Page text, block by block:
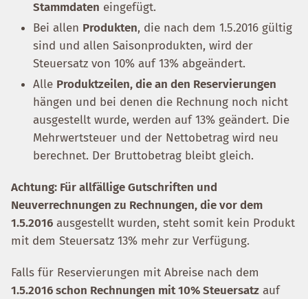
Stammdaten eingefügt.
Bei allen Produkten, die nach dem 1.5.2016 gültig
sind und allen Saisonprodukten, wird der
Steuersatz von 10% auf 13% abgeändert.
Alle Produktzeilen, die an den Reservierungen
hängen und bei denen die Rechnung noch nicht
ausgestellt wurde, werden auf 13% geändert. Die
Mehrwertsteuer und der Nettobetrag wird neu
berechnet. Der Bruttobetrag bleibt gleich.
Achtung: Für allfällige Gutschriften und
Neuverrechnungen zu Rechnungen, die vor dem
1.5.2016 ausgestellt wurden, steht somit kein Produkt
mit dem Steuersatz 13% mehr zur Verfügung.
Falls für Reservierungen mit Abreise nach dem
1.5.2016 schon Rechnungen mit 10% Steuersatz auf